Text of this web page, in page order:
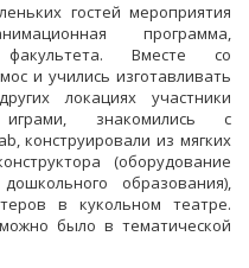
гостей мероприятия
программа,
факультета. Вместе со
и учились изготавливать
локациях участники
играми, знакомились с
конструировали из мягких
(оборудование
образования),
в кукольном театре.
было в тематической